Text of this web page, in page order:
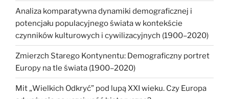
Analiza komparatywna dynamiki demograficznej i
potencjału populacyjnego świata w kontekście
czynników kulturowych i cywilizacyjnych (1900–2020)
Zmierzch Starego Kontynentu: Demograficzny portret
Europy na tle świata (1900–2020)
Mit „Wielkich Odkryć” pod lupą XXI wieku. Czy Europa